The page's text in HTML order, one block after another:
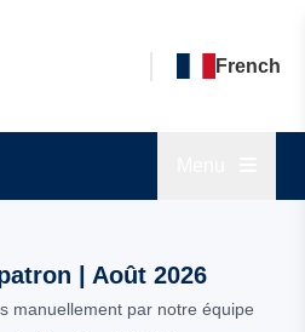
French
| Août 2026
manuellement par notre équipe